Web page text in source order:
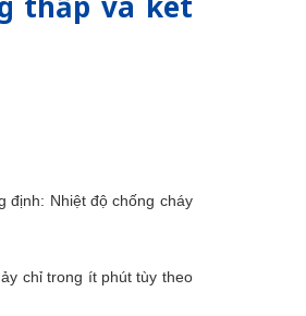
định: Nhiệt độ chống cháy
chỉ trong ít phút tùy theo